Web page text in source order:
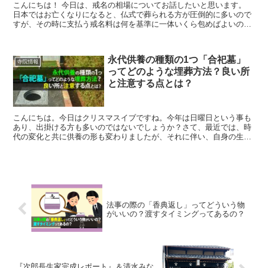
こんにちは！ 今日は、戒名の相場についてお話したいと思います。
日本ではお亡くなりになると、仏式で葬られる方が圧倒的に多いので
すが、その時に支払う戒名料は何を基準に一体いくら包めばよいの
寺院情報
永代供養の種類の1つ「合祀墓」
ってどのような埋葬方法？良い所
と注意する点とは？
こんにちは。今日はクリスマスイブですね。今年は日曜日という事も
あり、出掛ける方も多いのではないでしょうか？さて、最近では、時
代の変化と共に供養の形も変わりましたが、それに伴い、自身の生活
法事の際の「香典返し」ってどういう物
がいいの？渡すタイミングってあるの？